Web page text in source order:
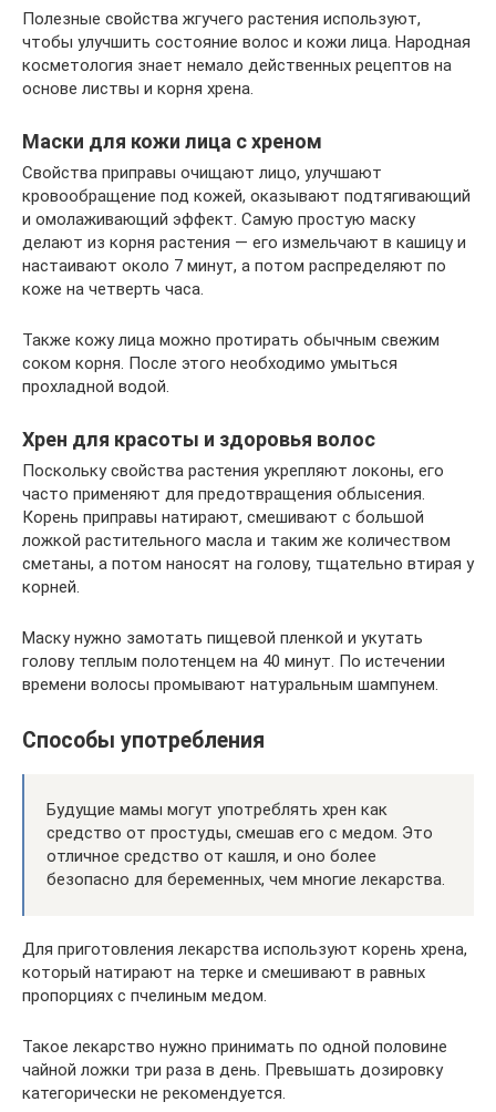
Полезные свойства жгучего растения используют,
чтобы улучшить состояние волос и кожи лица. Народная
косметология знает немало действенных рецептов на
основе листвы и корня хрена.
Маски для кожи лица с хреном
Свойства приправы очищают лицо, улучшают
кровообращение под кожей, оказывают подтягивающий
и омолаживающий эффект. Самую простую маску
делают из корня растения — его измельчают в кашицу и
настаивают около 7 минут, а потом распределяют по
коже на четверть часа.
Также кожу лица можно протирать обычным свежим
соком корня. После этого необходимо умыться
прохладной водой.
Хрен для красоты и здоровья волос
Поскольку свойства растения укрепляют локоны, его
часто применяют для предотвращения облысения.
Корень приправы натирают, смешивают с большой
ложкой растительного масла и таким же количеством
сметаны, а потом наносят на голову, тщательно втирая у
корней.
Маску нужно замотать пищевой пленкой и укутать
голову теплым полотенцем на 40 минут. По истечении
времени волосы промывают натуральным шампунем.
Способы употребления
Будущие мамы могут употреблять хрен как
средство от простуды, смешав его с медом. Это
отличное средство от кашля, и оно более
безопасно для беременных, чем многие лекарства.
Для приготовления лекарства используют корень хрена,
который натирают на терке и смешивают в равных
пропорциях с пчелиным медом.
Такое лекарство нужно принимать по одной половине
чайной ложки три раза в день. Превышать дозировку
категорически не рекомендуется.